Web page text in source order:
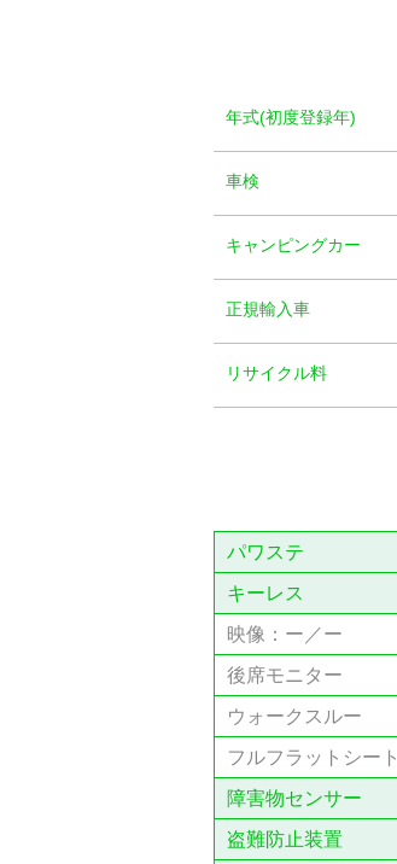
年式(初度登録年)
⾞検
キャンピングカー
正規輸入車
リサイクル料
パワステ
キーレス
映像：ー／ー
後席モニター
ウォークスルー
フルフラットシート
障害物センサー
盗難防止装置